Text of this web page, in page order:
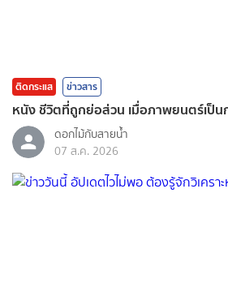
ติดกระแส ข่าวสาร
หนัง ชีวิตที่ถูกย่อส่วน เมื่อภาพยนตร์เป็น
ดอกไม้กับสายน้ำ
07 ส.ค. 2026